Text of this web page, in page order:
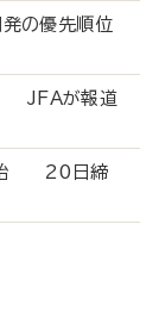
の優先順位
」 JFAが報道
始 20日締